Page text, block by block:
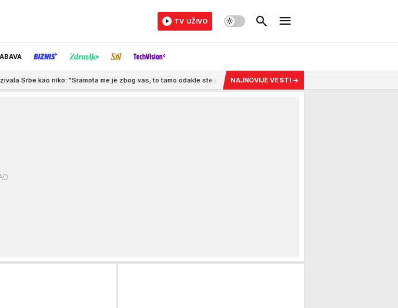
TV UŽIVO
me je zbog vas, to tamo odakle ste došli" FOTO 7:06 Prva se u komunističkoj državi slikala gola: Izbacili
NAJNOVIJE VESTI →